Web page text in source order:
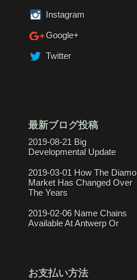
Instagram
Google+
Twitter
最新ブログ投稿
2019-08-21 Big
Developmental Update
2019-03-01 How The
Market Has Changed Over
The Years
2019-02-06 Name Chains
Available At Antwerp Or
お支払い方法